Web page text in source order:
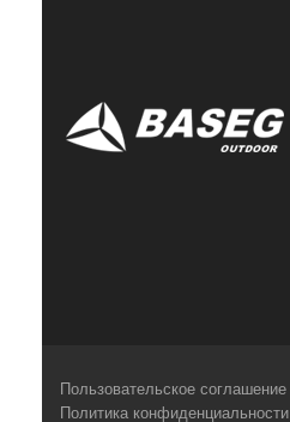
Пользовательское соглашение
Политика конфиденциальности